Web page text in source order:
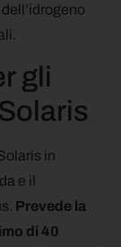
gli
in
e il
Prevede la
di 40